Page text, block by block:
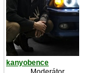
kanyobence